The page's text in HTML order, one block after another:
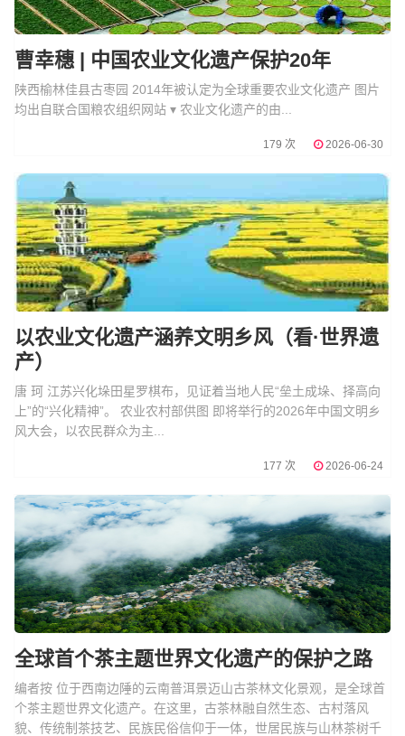
曹幸穗 | 中国农业文化遗产保护20年
陕西榆林佳县古枣园 2014年被认定为全球重要农业文化遗产 图片
均出自联合国粮农组织网站 ▾ 农业文化遗产的由...
179 次 2026-06-30
以农业文化遗产涵养文明乡风（看·世界遗
产）
唐 珂 江苏兴化垛田星罗棋布，见证着当地人民“垒土成垛、择高向
上”的“兴化精神”。 农业农村部供图 即将举行的2026年中国文明乡
风大会，以农民群众为主...
177 次 2026-06-24
全球首个茶主题世界文化遗产的保护之路
编者按 位于西南边陲的云南普洱景迈山古茶林文化景观，是全球首
个茶主题世界文化遗产。在这里，古茶林融自然生态、古村落风
貌、传统制茶技艺、民族民俗信仰于一体，世居民族与山林茶树千